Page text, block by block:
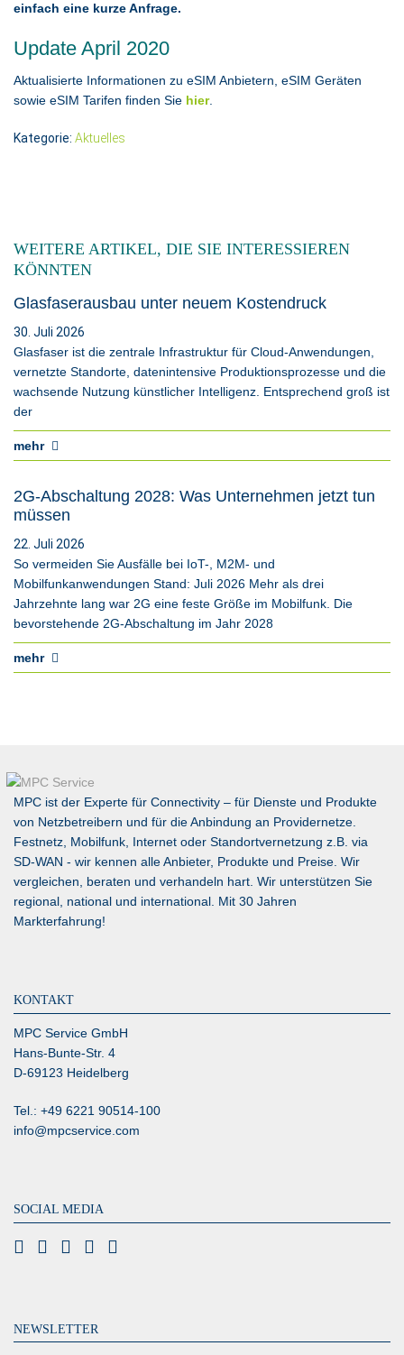
einfach eine kurze Anfrage.
Update April 2020
Aktualisierte Informationen zu eSIM Anbietern, eSIM Geräten
sowie eSIM Tarifen finden Sie hier.
Kategorie: Aktuelles
WEITERE ARTIKEL, DIE SIE INTERESSIEREN
KÖNNTEN
Glasfaserausbau unter neuem Kostendruck
30. Juli 2026
Glasfaser ist die zentrale Infrastruktur für Cloud-Anwendungen,
vernetzte Standorte, datenintensive Produktionsprozesse und die
wachsende Nutzung künstlicher Intelligenz. Entsprechend groß ist
der
mehr
2G-Abschaltung 2028: Was Unternehmen jetzt tun
müssen
22. Juli 2026
So vermeiden Sie Ausfälle bei IoT-, M2M- und
Mobilfunkanwendungen Stand: Juli 2026 Mehr als drei
Jahrzehnte lang war 2G eine feste Größe im Mobilfunk. Die
bevorstehende 2G-Abschaltung im Jahr 2028
mehr
MPC ist der Experte für Connectivity – für Dienste und Produkte
von Netzbetreibern und für die Anbindung an Providernetze.
Festnetz, Mobilfunk, Internet oder Standortvernetzung z.B. via
SD-WAN - wir kennen alle Anbieter, Produkte und Preise. Wir
vergleichen, beraten und verhandeln hart. Wir unterstützen Sie
regional, national und international. Mit 30 Jahren
Markterfahrung!
KONTAKT
MPC Service GmbH
Hans-Bunte-Str. 4
D-69123 Heidelberg
Tel.: +49 6221 90514-100
info@mpcservice.com
SOCIAL MEDIA
NEWSLETTER